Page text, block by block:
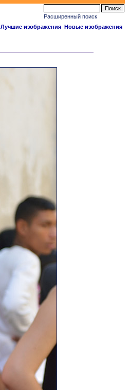
Расширенный поиск
Лучшие изображения Новые изображения